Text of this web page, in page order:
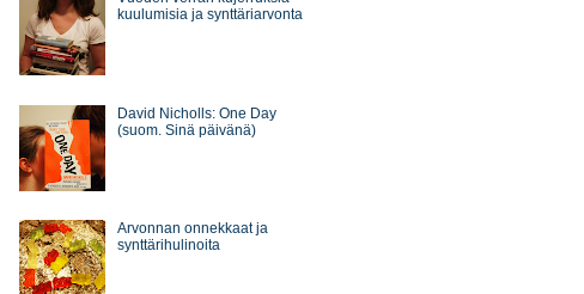
kuulumisia ja synttäriarvonta
David Nicholls: One Day
(suom. Sinä päivänä)
Arvonnan onnekkaat ja
synttärihulinoita